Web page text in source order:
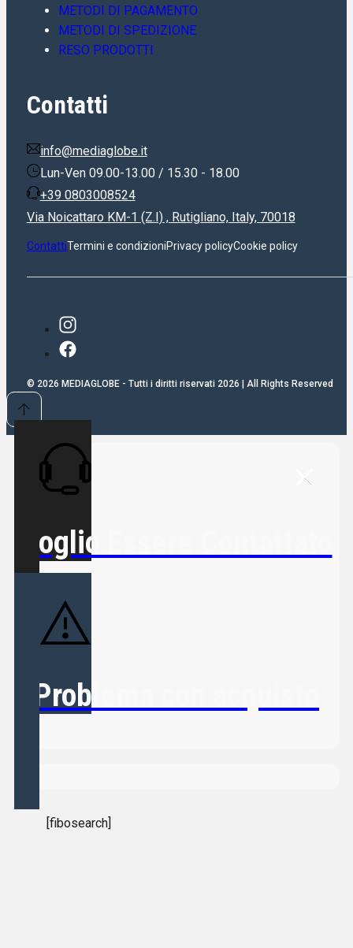
METODI DI PAGAMENTO
METODI DI SPEDIZIONE
RESO PRODOTTI
Contatti
info@mediaglobe.it
Lun-Ven 09.00-13.00 / 15.30 - 18.00
+39 0803008524
Via Noicattaro KM-1 (Z.I) , Rutigliano, Italy, 70018
ContattiTermini e condizioniPrivacy policyCookie policy
© 2026 MEDIAGLOBE - Tutti i diritti riservati 2026 | All Rights Reserved
Voglio Essere Contattato
Problema con acquisto
[fibosearch]